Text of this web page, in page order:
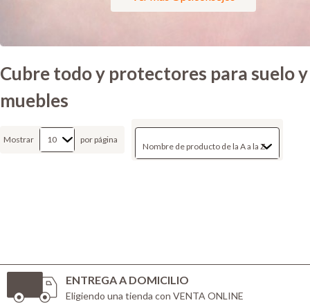
Cubre todo y protectores para suelo y
muebles
Mostrar por página
ENTREGA A DOMICILIO
Eligiendo una tienda con VENTA ONLINE